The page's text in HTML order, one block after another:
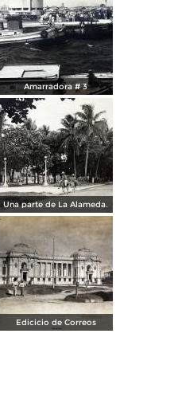
Amarradora # 3
Una parte de La Alameda.
Edicicio de Correos